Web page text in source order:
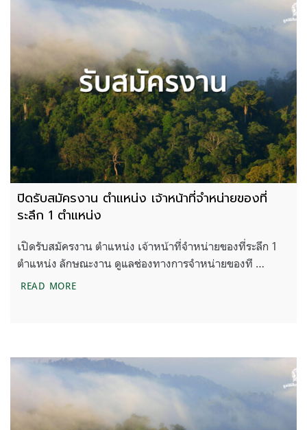
ปิดรับสมัครงาน ตำแหน่ง เจ้าหน้าที่จำหน่ายของที่
ระลึก 1 ตำแหน่ง
เปิดรับสมัครงาน ตำแหน่ง เจ้าหน้าที่จำหน่ายของที่ระลึก 1
ตำแหน่ง ลักษณะงาน ดูแลช่องทางการจำหน่ายของที …
READ MOREปิดรับสมัครงาน ตำแหน่ง เจ้าหน้าที่จำหน่ายของที่ระลึ